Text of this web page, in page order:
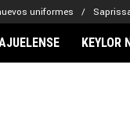
uniformes
KEYLOR